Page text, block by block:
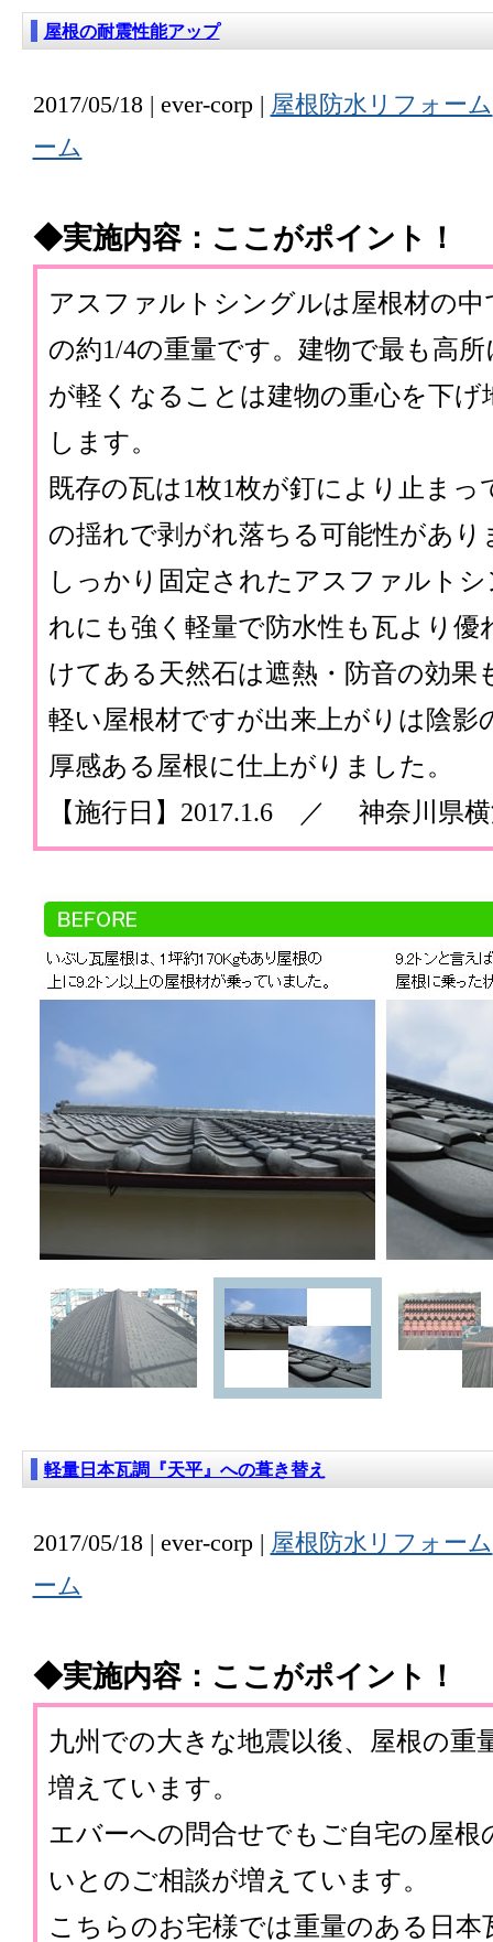
屋根の耐震性能アップ
2017/05/18 | ever-corp | 屋根防水リフォーム
ーム
◆実施内容：ここがポイント！
アスファルトシングルは屋根材の中
の約1/4の重量です。建物で最も高
が軽くなることは建物の重心を下げ
します。
既存の瓦は1枚1枚が釘により止まっ
の揺れで剥がれ落ちる可能性があり
しっかり固定されたアスファルト
れにも強く軽量で防水性も瓦より優
けてある天然石は遮熱・防音の効果
軽い屋根材ですが出来上がりは陰影
厚感ある屋根に仕上がりました。
【施行日】2017.1.6 ／ 神奈川県
軽量日本瓦調『天平』への葺き替え
2017/05/18 | ever-corp | 屋根防水リフォーム
ーム
◆実施内容：ここがポイント！
九州での大きな地震以後、屋根の重
増えています。
エバーへの問合せでもご自宅の屋根
いとのご相談が増えています。
こちらのお宅様では重量のある日本